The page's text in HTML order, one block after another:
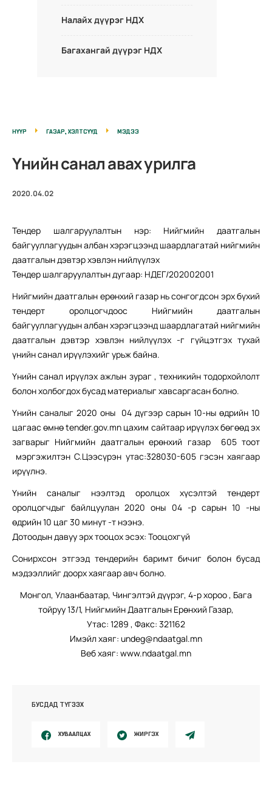
Налайх дүүрэг НДХ
Багахангай дүүрэг НДХ
НҮҮР ГАЗАР, ХЭЛТСҮҮД МЭДЭЭ
Үнийн санал авах урилга
2020.04.02
Тендер шалгаруулалтын нэр: Нийгмийн даатгалын
байгууллагуудын албан хэрэгцээнд шаардлагатай нийгмийн
даатгалын дэвтэр хэвлэн нийлүүлэх
Тендер шалгаруулалтын дугаар: НДЕГ/202002001
Нийгмийн даатгалын ерөнхий газар нь сонгогдсон эрх бүхий
тендерт оролцогчдоос Нийгмийн даатгалын
байгууллагуудын албан хэрэгцээнд шаардлагатай нийгмийн
даатгалын дэвтэр хэвлэн нийлүүлэх -г гүйцэтгэх тухай
үнийн санал ирүүлэхийг урьж байна.
Үнийн санал ирүүлэх ажлын зураг , техникийн тодорхойлолт
болон холбогдох бусад материалыг хавсаргасан болно.
Үнийн саналыг 2020 оны 04 дүгээр сарын 10-ны өдрийн 10
цагаас өмнө tender.gov.mn цахим сайтаар ирүүлэх бөгөөд эх
загварыг Нийгмийн даатгалын ерөнхий газар 605 тоот
мэргэжилтэн С.Цээсүрэн утас:328030-605 гэсэн хаягаар
ирүүлнэ.
Үнийн саналыг нээлтэд оролцох хүсэлтэй тендерт
оролцогчдыг байлцуулан 2020 оны 04 -р сарын 10 -ны
өдрийн 10 цаг 30 минут -т нээнэ.
Дотоодын давуу эрх тооцох эсэх: Тооцохгүй
Сонирхсон этгээд тендерийн баримт бичиг болон бусад
мэдээллийг доорх хаягаар авч болно.
Монгол, Улаанбаатар, Чингэлтэй дүүрэг, 4-р хороо , Бага
тойруу 13/1, Нийгмийн Даатгалын Ерөнхий Газар,
Утас: 1289 , Факс: 321162
Имэйл хаяг: undeg@ndaatgal.mn
Веб хаяг: www.ndaatgal.mn
БУСДАД ТҮГЭЭХ
ХУВААЛЦАХ ЖИРГЭХ